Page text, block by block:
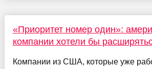
«Приоритет номер один»:
компании хотели бы
Компании из США, которые уже